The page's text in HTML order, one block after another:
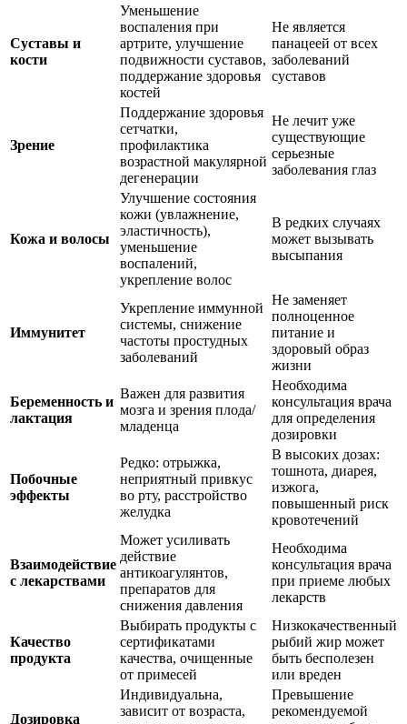
Суставы и
кости
Уменьшение
воспаления при
артрите, улучшение
подвижности суставов,
поддержание здоровья
костей
Не является
панацеей от всех
заболеваний
суставов
Зрение
Поддержание здоровья
сетчатки,
профилактика
возрастной макулярной
дегенерации
Не лечит уже
существующие
серьезные
заболевания глаз
Кожа и волосы
Улучшение состояния
кожи (увлажнение,
эластичность),
уменьшение
воспалений,
укрепление волос
В редких случаях
может вызывать
высыпания
Иммунитет
Укрепление иммунной
системы, снижение
частоты простудных
заболеваний
Не заменяет
полноценное
питание и
здоровый образ
жизни
Беременность и
лактация
Важен для развития
мозга и зрения плода/
младенца
Необходима
консультация врача
для определения
дозировки
Побочные
эффекты
Редко: отрыжка,
неприятный привкус
во рту, расстройство
желудка
В высоких дозах:
тошнота, диарея,
изжога,
повышенный риск
кровотечений
Взаимодействие
с лекарствами
Может усиливать
действие
антикоагулянтов,
препаратов для
снижения давления
Необходима
консультация врача
при приеме любых
лекарств
Качество
продукта
Выбирать продукты с
сертификатами
качества, очищенные
от примесей
Низкокачественный
рыбий жир может
быть бесполезен
или вреден
Дозировка
Индивидуальна,
зависит от возраста,
Превышение
рекомендуемой